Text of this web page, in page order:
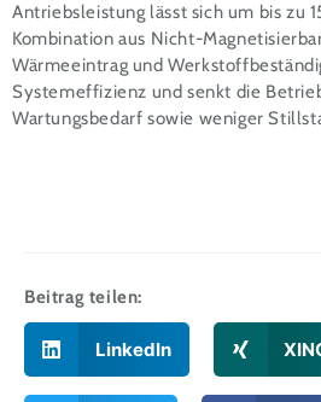
Antriebsleistung lässt sich um bis zu
Kombination aus Nicht-
Wärmeeintrag und
Systemeffizienz und senkt die
Wartungsbedarf sowie weniger
Beitrag teilen:
LinkedIn